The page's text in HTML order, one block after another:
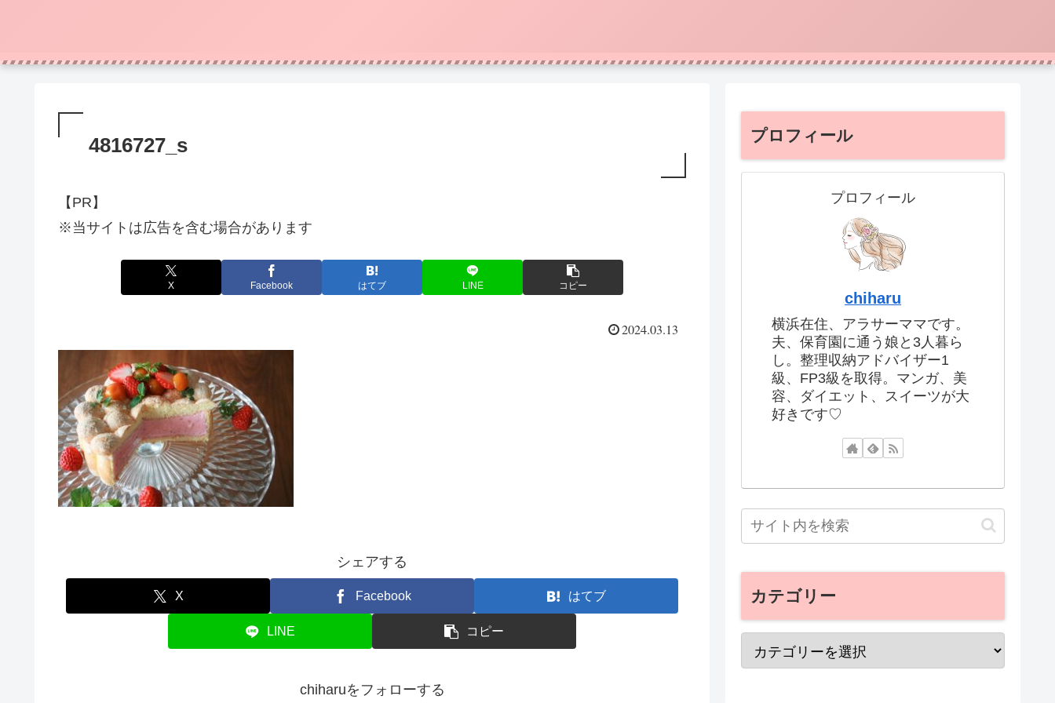
4816727_s
【PR】
※当サイトは広告を含む場合があります
X Facebook はてブ LINE コピー
2024.03.13
シェアする
X Facebook はてブ
LINE コピー
chiharuをフォローする
プロフィール
プロフィール
chiharu
横浜在住、アラサーママです。
夫、保育園に通う娘と3人暮ら
し。整理収納アドバイザー1
級、FP3級を取得。マンガ、美
容、ダイエット、スイーツが大
好きです♡
カテゴリー